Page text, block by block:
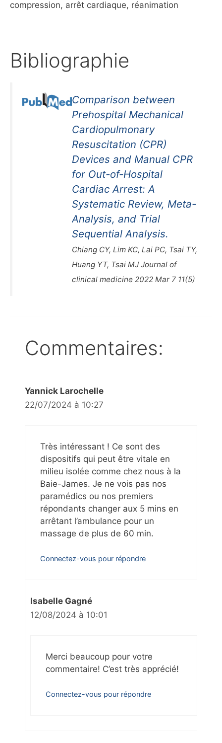
compression, arrêt cardiaque, réanimation
Bibliographie
Comparison between
Prehospital Mechanical
Cardiopulmonary
Resuscitation (CPR)
Devices and Manual CPR
for Out-of-Hospital
Cardiac Arrest: A
Systematic Review, Meta-
Analysis, and Trial
Sequential Analysis.
Chiang CY, Lim KC, Lai PC, Tsai TY,
Huang YT, Tsai MJ Journal of
clinical medicine 2022 Mar 7 11(5)
Commentaires:
Yannick Larochelle
22/07/2024 à 10:27
Très intéressant ! Ce sont des
dispositifs qui peut être vitale en
milieu isolée comme chez nous à la
Baie-James. Je ne vois pas nos
paramédics ou nos premiers
répondants changer aux 5 mins en
arrêtant l’ambulance pour un
massage de plus de 60 min.
Connectez-vous pour répondre
Isabelle Gagné
12/08/2024 à 10:01
Merci beaucoup pour votre
commentaire! C’est très apprécié!
Connectez-vous pour répondre